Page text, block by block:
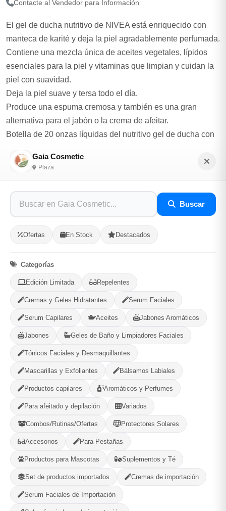
Gaia Cosmetic
Plaza
Buscar
Ofertas En Stock Destacados
Categorías
Edición Limitada Repelentes
Cremas y Geles Hidratantes Serum Faciales
Serum Capilares Aceites Jabones Aromáticos
Jabones Geles de Baño y Limpiadores Faciales
Tónicos Faciales y Desmaquillantes
Mascarillas y Exfoliantes Bálsamos Labiales
Productos capilares Aromáticos y Perfumes
Para afeitado y depilación Variados
Combos/Rutinas/Ofertas Protectores Solares
Accesorios Para Pestañas
Productos para Mascotas Suplementos y Té
Set de productos importados Cremas de importación
Serum Faciales de Importación
Contacte al Vendedor para Información
El gel de ducha nutritivo de NIVEA está enriquecido con
manteca de karité y deja la piel agradablemente perfumada.
Contiene una mezcla única de aceites vegetales, lípidos
esenciales para la piel y vitaminas que limpian y cuidan la
piel con suavidad.
Deja la piel suave y tersa todo el día.
Produce una espuma cremosa y también es una gran
alternativa para el jabón o la crema de afeitar.
Botella de 20 onzas líquidas del nutritivo gel de ducha con
591ml
1 Ubicacion 2 Ruta 3 Entrega
Selecciona tu ubicacion
Categorías: Vitaminas y Suplementos
Compartir Favorito
MÉTODOS DE PAGO ACEPTADOS
Efectivo
Gaia Cosmetic